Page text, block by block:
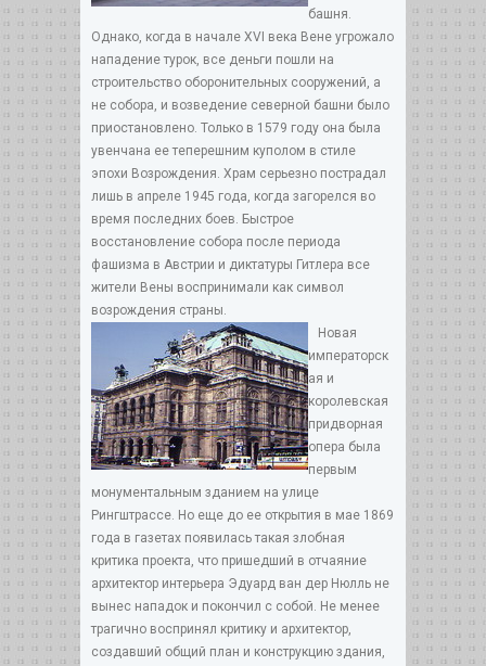
башня.
Однако, когда в начале XVI века Вене угрожало
нападение турок, все деньги пошли на
строительство оборонительных сооружений, а
не собора, и возведение северной башни было
приостановлено. Только в 1579 году она была
увенчана ее теперешним куполом в стиле
эпохи Возрождения. Храм серьезно пострадал
лишь в апреле 1945 года, когда загорелся во
время последних боев. Быстрое
восстановление собора после периода
фашизма в Австрии и диктатуры Гитлера все
жители Вены воспринимали как символ
возрождения страны.
Новая
императорск
ая и
королевская
придворная
опера была
первым
монументальным зданием на улице
Рингштрассе. Но еще до ее открытия в мае 1869
года в газетах появилась такая злобная
критика проекта, что пришедший в отчаяние
архитектор интерьера Эдуард ван дер Нюлль не
вынес нападок и покончил с собой. Не менее
трагично воспринял критику и архитектор,
создавший общий план и конструкцию здания,